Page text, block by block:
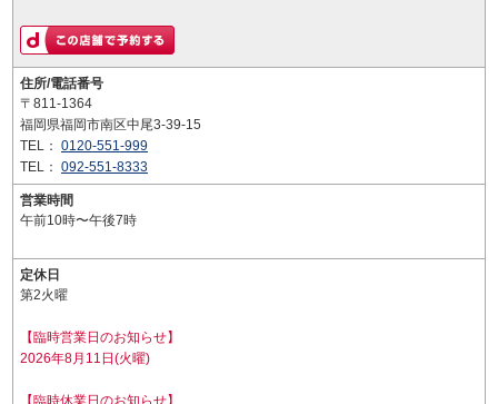
住所/電話番号
〒811-1364
福岡県福岡市南区中尾3-39-15
TEL： 0120-551-999
TEL： 092-551-8333
営業時間
午前10時〜午後7時
定休日
第2火曜
【臨時営業日のお知らせ】
2026年8月11日(火曜)
【臨時休業日のお知らせ】